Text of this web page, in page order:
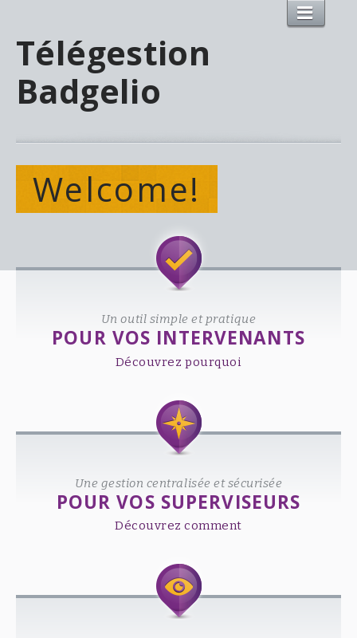
Télégestion
Badgelio
Welcome!
Un outil simple et pratique
POUR VOS INTERVENANTS
Découvrez pourquoi
Une gestion centralisée et sécurisée
POUR VOS SUPERVISEURS
Découvrez comment